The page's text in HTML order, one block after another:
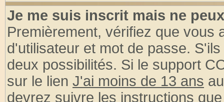
Je me suis inscrit mais ne
Premièrement, vérifiez que vous
d'utilisateur et mot de passe.
deux possibilités. Si le support
sur le lien J'ai moins de 13 ans
devrez suivre les instructions